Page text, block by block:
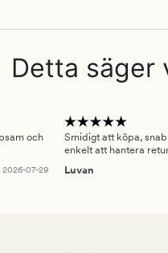
Detta säger
och
2026-07-29
Smidigt att köpa,
enkelt att hantera
Luvan